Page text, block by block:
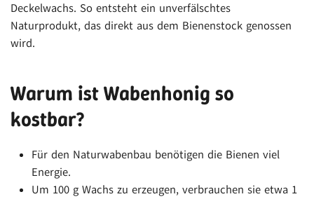
Deckelwachs. So entsteht ein unverfälschtes
Naturprodukt, das direkt aus dem Bienenstock genossen
wird.
Warum ist Wabenhonig so
kostbar?
Für den Naturwabenbau benötigen die Bienen viel
Energie.
Um 100 g Wachs zu erzeugen, verbrauchen sie etwa 1